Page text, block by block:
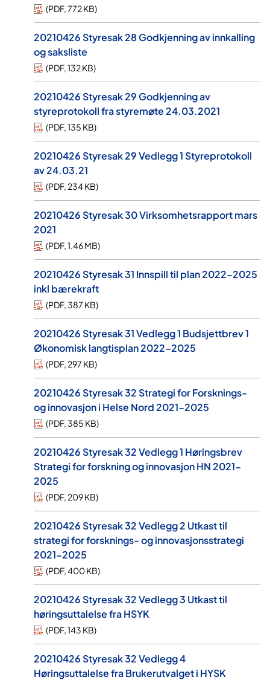
(PDF,772 KB)
20210426 Styresak 28 Godkjenning av innkalling
og saksliste
(PDF,132 KB)
20210426 Styresak 29 Godkjenning av
styreprotokoll fra styremøte 24.03.2021
(PDF,135 KB)
20210426 Styresak 29 Vedlegg 1 Styreprotokoll
av 24.03.21
(PDF, 234 KB)
20210426 Styresak 30 Virksomhetsrapport mars
2021
(PDF,1.46 MB)
20210426 Styresak 31 Innspill til plan 2022-2025
inkl bærekraft
(PDF, 387 KB)
20210426 Styresak 31 Vedlegg 1 Budsjettbrev 1
Økonomisk langtisplan 2022-2025
(PDF, 297 KB)
20210426 Styresak 32 Strategi for Forsknings-
og innovasjon i Helse Nord 2021-2025
(PDF, 385 KB)
20210426 Styresak 32 Vedlegg 1 Høringsbrev
Strategi for forskning og innovasjon HN 2021-
2025
(PDF, 209 KB)
20210426 Styresak 32 Vedlegg 2 Utkast til
strategi for forsknings- og innovasjonsstrategi
2021-2025
(PDF,400 KB)
20210426 Styresak 32 Vedlegg 3 Utkast til
høringsuttalelse fra HSYK
(PDF,143 KB)
20210426 Styresak 32 Vedlegg 4
Høringsuttalelse fra Brukerutvalget i HYSK